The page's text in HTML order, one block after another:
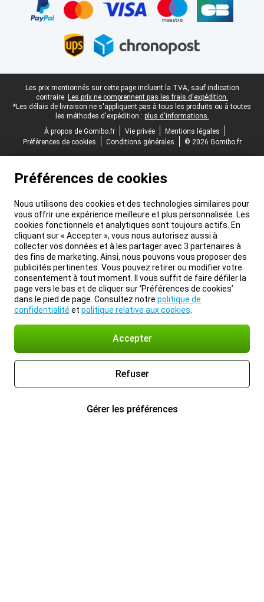
Pied-de-page légal
Les prix mentionnés sur cette page incluent la TVA, sauf indication
contraire. Les prix ne comprennent pas les frais d'expédition.
*Les délais de livraison ne s'appliquent pas à tous les produits ou à toutes
les méthodes d'expédition : plus d'informations.
À propos de Gomibo.fr
Vie privée
Mentions légales
Préférences de cookies
Conditions générales © 2026 Gomibo.fr
Préférences de cookies
Nous utilisons des cookies et des technologies similaires pour
vous offrir une expérience meilleure et plus personnalisée. Les
cookies fonctionnels et analytiques sont toujours actifs. En
cliquant sur « Accepter », vous nous autorisez aussi à
collecter vos données et à les partager avec 3 partenaires à
des fins de marketing. Ainsi, nous pouvons vous proposer des
publicités pertinentes. Vous pouvez retirer ou modifier votre
consentement à tout moment. Il vous suffit de faire défiler la
page vers le bas et de cliquer sur ‘Préférences de cookies’
dans le pied de page. Consultez notre politique de
confidentialité et politique relative aux cookies
Accepter
Refuser
Gérer les préférences